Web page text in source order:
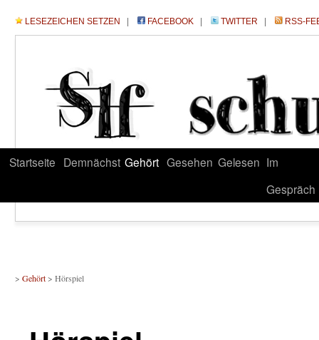
LESEZEICHEN SETZEN FACEBOOK TWITTER RSS-
Startseite Demnächst Gehört Gesehen Gelesen Im
Gespräch
> Gehört> Hörspiel